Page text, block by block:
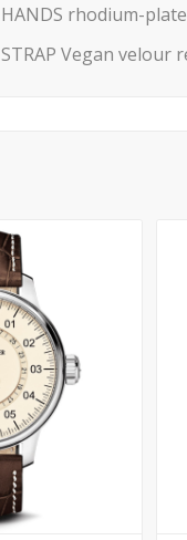
HANDS rhodium-
STRAP Vegan velour